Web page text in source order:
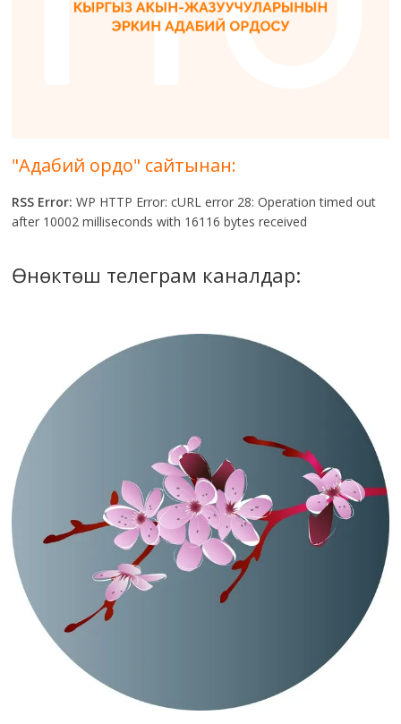
"Адабий ордо" сайтынан:
RSS Error: WP HTTP Error: cURL error 28: Operation timed out
after 10002 milliseconds with 16116 bytes received
Өнөктөш телеграм каналдар: